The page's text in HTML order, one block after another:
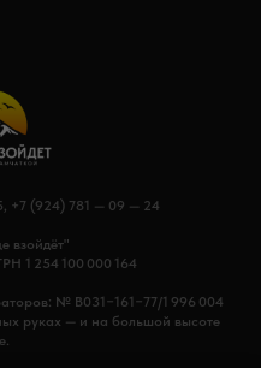
, +7 (924) 781 — 09 — 24
взойдёт"
1 254 100 000 164
№ В031−161−77/1 996 004
руках — и на большой высоте